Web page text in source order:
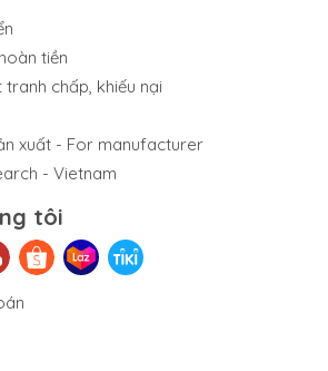
tiền
chấp, khiếu nại
xuất - For manufacturer
- Vietnam
tôi